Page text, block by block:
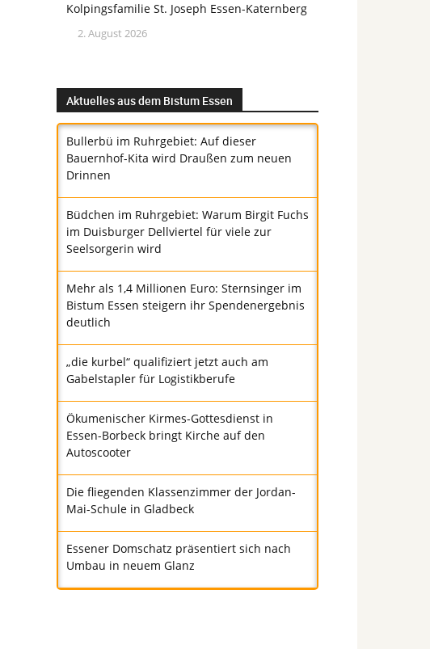
Kolpingsfamilie St. Joseph Essen-Katernberg
2. August 2026
Aktuelles aus dem Bistum Essen
Bullerbü im Ruhrgebiet: Auf dieser
Bauernhof-Kita wird Draußen zum neuen
Drinnen
Büdchen im Ruhrgebiet: Warum Birgit Fuchs
im Duisburger Dellviertel für viele zur
Seelsorgerin wird
Mehr als 1,4 Millionen Euro: Sternsinger im
Bistum Essen steigern ihr Spendenergebnis
deutlich
„die kurbel“ qualifiziert jetzt auch am
Gabelstapler für Logistikberufe
Ökumenischer Kirmes-Gottesdienst in
Essen-Borbeck bringt Kirche auf den
Autoscooter
Die fliegenden Klassenzimmer der Jordan-
Mai-Schule in Gladbeck
Essener Domschatz präsentiert sich nach
Umbau in neuem Glanz